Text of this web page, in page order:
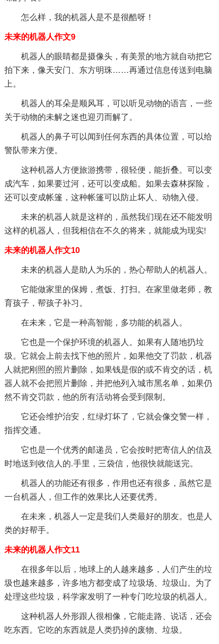
怎么样，我的机器人是不是很酷呀！
未来的机器人作文9
机器人的眼睛都是摄像头，有美景的地方就自动把它
拍下来，像天安门、东方明珠……再通过信息传送到电脑
上。
机器人的耳朵是顺风耳，可以听见动物的语言，一些
关于动物的未解之迷也迎刃而解了。
机器人的鼻子可以闻到任何东西的具体位置，可以给
警队带来方便。
这种机器人方便旅游携带，很轻便，能折叠。可以变
成汽车，如果要过河，还可以变成船。如果去森林探险，
还可以变成帐篷，这种帐篷可以防止坏人、动物入侵。
未来的机器人就是这样的，虽然我们现在还不能发明
这样的机器人，但我相信在不久的将来，就能成为现实!
未来的机器人作文10
未来的机器人是助人为乐的，热心帮助人的机器人。
它能做家里的保姆，煮饭、打扫。在家里做老师，教
育孩子，帮孩子补习。
在未来，它是一种高智能，多功能的机器人。
它也是一个保护环境的机器人。如果有人随地扔垃
圾。它就会上前去找下他的照片，如果他交了罚款，机器
人就把刚照的照片删除，如果钱是假的或不肯交的话，机
器人就不会把照片删除，并把他列入城市黑名单，如果仍
然不肯交罚款，他的所有活动将会受到限制。
它还会维护治安，红绿灯坏了，它就会像交警一样，
指挥交通。
它也是一个优秀的邮递员，它会按时把寄信人的信及
时地送到收信人的.手里，三袋信，他很快就能送完。
机器人的功能还有很多，作用也还有很多，虽然它是
一台机器人，但工作的效果比人还要优秀。
在未来，机器人一定是我们人类最好的朋友。也是人
类的好帮手。
未来的机器人作文11
在很多年以后，地球上的人越来越多，人们产生的垃
圾也越来越多，许多地方都变成了垃圾场、垃圾山。为了
处理这些垃圾，科学家发明了一种专门吃垃圾的机器人。
这种机器人外形跟人很相像，它能走路、说话，还会
吃东西。它吃的东西就是人类扔掉的废物、垃圾。